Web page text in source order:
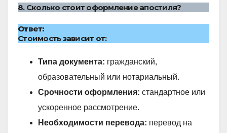
8. Сколько стоит оформление апостиля?
Ответ:
Стоимость зависит от:
Типа документа: гражданский,
образовательный или нотариальный.
Срочности оформления: стандартное или
ускоренное рассмотрение.
Необходимости перевода: перевод на